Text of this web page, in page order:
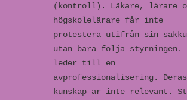
(kontroll). Läkare, lärare
högskolelärare får inte
protestera utifrån sin
utan bara följa styrningen.
leder till en
avprofessionalisering. Deras
kunskap är inte relevant.